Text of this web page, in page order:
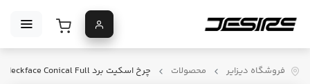
فروشگاه دیزایر محصولات چرخ اسکیت برد Spitfire Formula Four Rowan Neckface Conical Full